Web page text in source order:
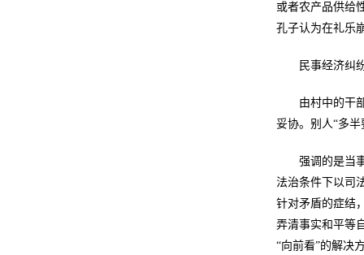
或者农产品供给
孔子认为在礼乐
民事经济纠
由村中的干
妥协。别人“多
强调的是当
法治条件下以司
针对矛盾的症结
弄清事实和平等
“向前看”的解决